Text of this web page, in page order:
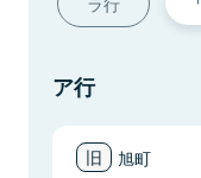
ア行
旭町